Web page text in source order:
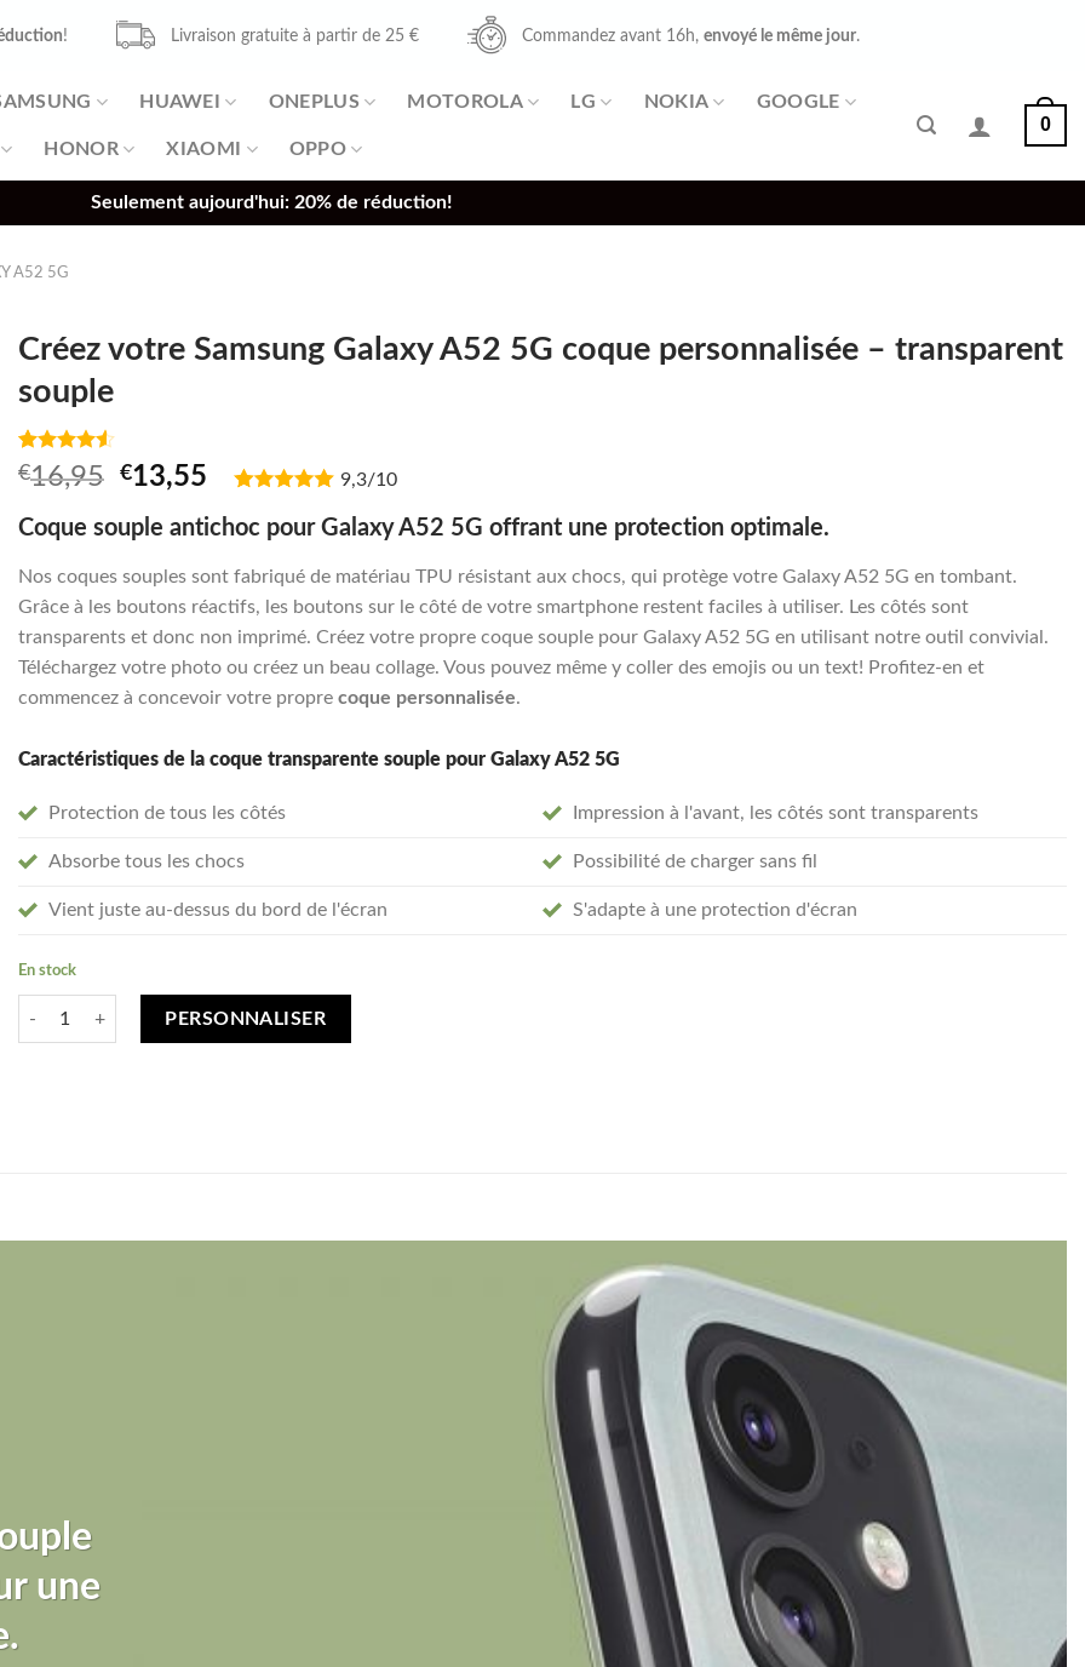
! Livraison gratuite à partir de 25 € Commandez avant 16h, envoyé le même jour.
HUAWEI ONEPLUS MOTOROLA LG NOKIA GOOGLE
HONOR XIAOMI OPPO
0
Seulement aujourd'hui: 20% de réduction!
A52 5G
Créez votre Samsung Galaxy A52 5G coque personnalisée – transparent
souple
Noté 4.50
sur 5 basé
2
notations
client
€16,95 Original
was:
€16,95.
€13,55 Current
is:
€13,55.
9,3/10
Coque souple antichoc pour Galaxy A52 5G offrant une protection optimale.
Nos coques souples sont fabriqué de matériau TPU résistant aux chocs, qui protège votre Galaxy A52 5G en tombant.
Grâce à les boutons réactifs, les boutons sur le côté de votre smartphone restent faciles à utiliser. Les côtés sont
transparents et donc non imprimé. Créez votre propre coque souple pour Galaxy A52 5G en utilisant notre outil convivial.
Téléchargez votre photo ou créez un beau collage. Vous pouvez même y coller des emojis ou un text! Profitez-en et
commencez à concevoir votre propre coque personnalisée.
Caractéristiques de la coque transparente souple pour Galaxy A52 5G
Protection de tous les côtés
Absorbe tous les chocs
Vient juste au-dessus du bord de l'écran
Impression à l'avant, les côtés sont transparents
Possibilité de charger sans fil
S'adapte à une protection d'écran
En stock
quantité de Créez votre Samsung Galaxy A52 5G coque personnalisée - transparent souple
PERSONNALISER
une